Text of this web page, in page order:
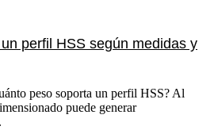
perfil HSS según medidas y
peso soporta un perfil HSS? Al
puede generar